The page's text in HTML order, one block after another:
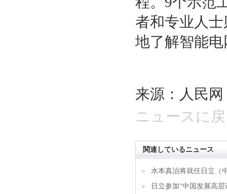
者和专业人
地了解智能电
来源：人民网
ニュースに
関連しているニュース
水本真治将就任日立（
日立参加“中国发展高层